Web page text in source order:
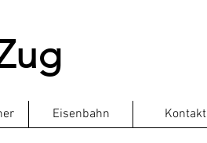
Eisenbahn Kontakt